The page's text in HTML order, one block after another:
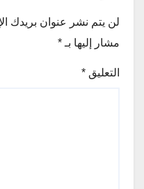
لن يتم نشر عنوان بريدك
مشار إليها بـ *
التعليق *